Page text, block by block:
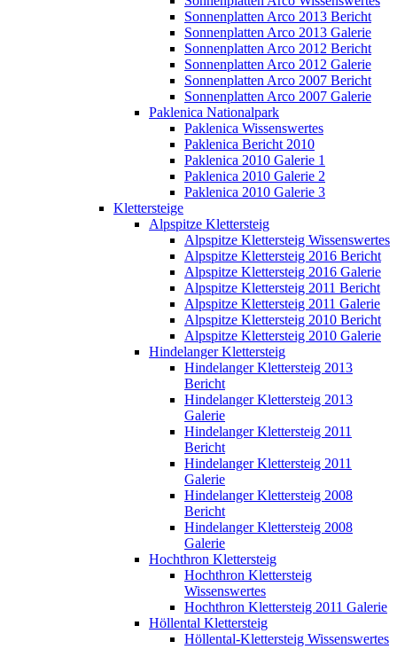
Sonnenplatten Arco 2013 Bericht
Sonnenplatten Arco 2013 Galerie
Sonnenplatten Arco 2012 Bericht
Sonnenplatten Arco 2012 Galerie
Sonnenplatten Arco 2007 Bericht
Sonnenplatten Arco 2007 Galerie
Paklenica Nationalpark
Paklenica Wissenswertes
Paklenica Bericht 2010
Paklenica 2010 Galerie 1
Paklenica 2010 Galerie 2
Paklenica 2010 Galerie 3
Klettersteige
Alpspitze Klettersteig
Alpspitze Klettersteig Wissenswertes
Alpspitze Klettersteig 2016 Bericht
Alpspitze Klettersteig 2016 Galerie
Alpspitze Klettersteig 2011 Bericht
Alpspitze Klettersteig 2011 Galerie
Alpspitze Klettersteig 2010 Bericht
Alpspitze Klettersteig 2010 Galerie
Hindelanger Klettersteig
Hindelanger Klettersteig 2013
Bericht
Hindelanger Klettersteig 2013
Galerie
Hindelanger Klettersteig 2011
Bericht
Hindelanger Klettersteig 2011
Galerie
Hindelanger Klettersteig 2008
Bericht
Hindelanger Klettersteig 2008
Galerie
Hochthron Klettersteig
Hochthron Klettersteig
Wissenswertes
Hochthron Klettersteig 2011 Galerie
Höllental Klettersteig
Höllental-Klettersteig Wissenswertes